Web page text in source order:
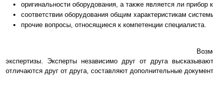
оригинальности оборудования, а также является ли прибор
соответствии оборудования общим характеристикам
прочие вопросы, относящиеся к компетенции специалиста.
Возможно
экспертизы. Эксперты независимо друг от друга
отличаются друг от друга, составляют дополнительные